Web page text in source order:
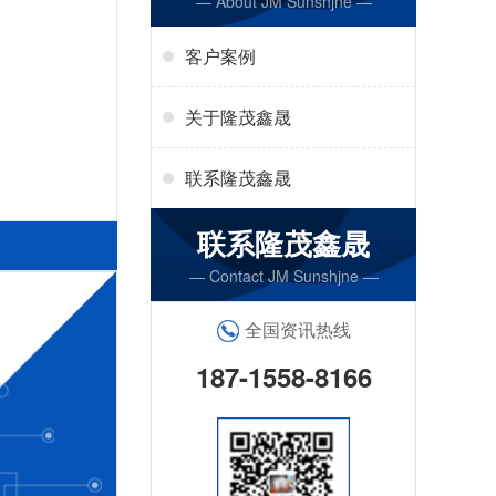
客户案例
关于隆茂鑫晟
联系隆茂鑫晟
联系隆茂鑫晟
— Contact JM Sunshjne —
全国资讯热线
187-1558-8166